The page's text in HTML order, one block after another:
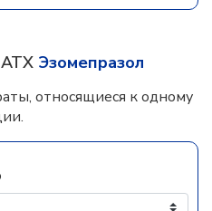
АТХ Эзомепразол
относящиеся к одному